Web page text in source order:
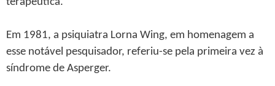
terapêutica.
Em 1981, a psiquiatra Lorna Wing, em homenagem a
esse notável pesquisador, referiu-se pela primeira vez à
síndrome de Asperger.